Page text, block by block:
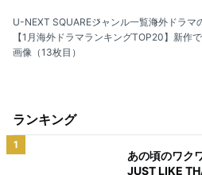
U-NEXT SQUAREジャンル一覧海外ドラマ
画像（13枚目）
ランキング
1
あの頃のワク
JUST LIKE